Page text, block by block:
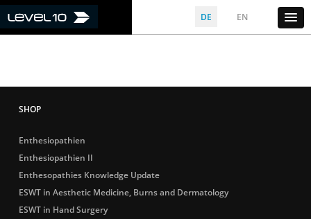
DE EN
Enthesiopathien
Enthesiopathien II
Enthesopathies Knowledge Update
ESWT in Aesthetic Medicine, Burns and Dermatology
ESWT in Hand Surgery